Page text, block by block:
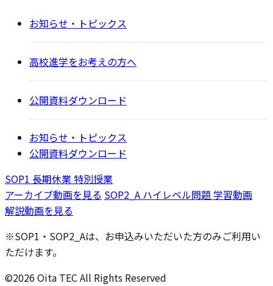
お知らせ・トピックス
高校進学をお考えの方へ
公開資料ダウンロード
お知らせ・トピックス
公開資料ダウンロード
SOP1 長期休業 特別授業
アーカイブ動画を見る SOP2_A ハイレベル問題 学習動画
解説動画を見る
※SOP1・SOP2_Aは、お申込みいただいた方のみご利用い
ただけます。
©2026 Oita TEC All Rights Reserved